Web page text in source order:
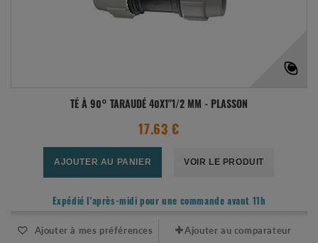
TÉ À 90° TARAUDÉ 40X1"1/2 MM - PLASSON
17.63 €
AJOUTER AU PANIER VOIR LE PRODUIT
Expédié l'après-midi pour une commande avant 11h
Ajouter à mes préférences Ajouter au comparateur